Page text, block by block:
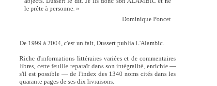
le prête à personne. »
Dominique Poncet
De 1999 à 2004, c'est un fait, Dussert publia L'Alambic.
Riche d'informations littéraires variées et de commentaires
libres, cette feuille reparaît dans son intégralité, enrichie —
s'il est possible — de l'index des 1340 noms cités dans les
quarante pages de ses dix livraisons.